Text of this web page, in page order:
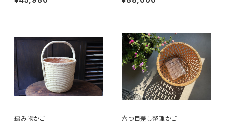
編み物かご 六つ目差し整理かご